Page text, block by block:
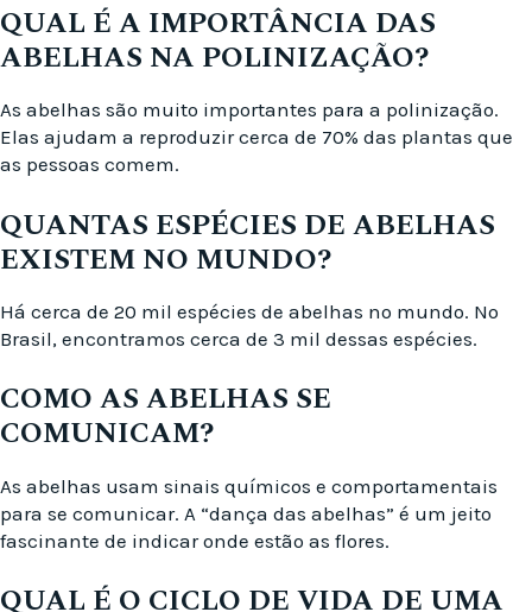
QUAL É A IMPORTÂNCIA DAS
ABELHAS NA POLINIZAÇÃO?
As abelhas são muito importantes para a polinização.
Elas ajudam a reproduzir cerca de 70% das plantas que
as pessoas comem.
QUANTAS ESPÉCIES DE ABELHAS
EXISTEM NO MUNDO?
Há cerca de 20 mil espécies de abelhas no mundo. No
Brasil, encontramos cerca de 3 mil dessas espécies.
COMO AS ABELHAS SE
COMUNICAM?
As abelhas usam sinais químicos e comportamentais
para se comunicar. A “dança das abelhas” é um jeito
fascinante de indicar onde estão as flores.
QUAL É O CICLO DE VIDA DE UMA